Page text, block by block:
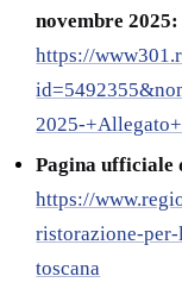
novembre 2025:
https://
2025-
Pagina ufficiale
https://
ristorazione-
toscana